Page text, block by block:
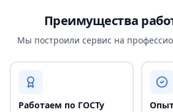
Преимущества
Мы построили сервис на
Работаем по ГОСТу Опыт